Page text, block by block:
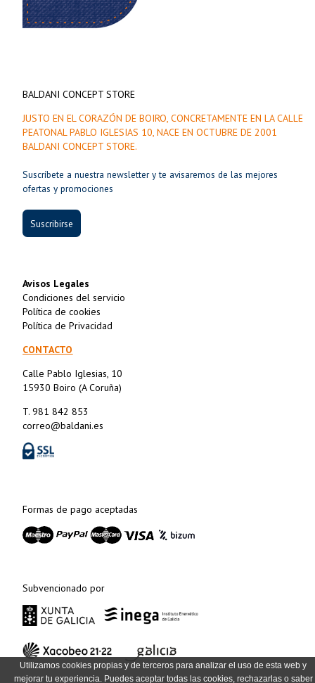
Utilizamos cookies propias y de terceros para analizar el uso de esta web y
mejorar tu experiencia. Puedes aceptar todas las cookies, rechazarlas o saber
BALDANI CONCEPT STORE
JUSTO EN EL CORAZÓN DE BOIRO, CONCRETAMENTE EN LA CALLE
PEATONAL PABLO IGLESIAS 10, NACE EN OCTUBRE DE 2001
BALDANI CONCEPT STORE.
Suscríbete a nuestra newsletter y te avisaremos de las mejores
ofertas y promociones
Suscribirse
Avisos Legales
Condiciones del servicio
Política de cookies
Política de Privacidad
CONTACTO
Calle Pablo Iglesias, 10
15930 Boiro (A Coruña)
T. 981 842 853
correo@baldani.es
Formas de pago aceptadas
Subvencionado por